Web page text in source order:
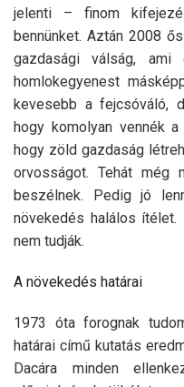
jelenti – finom
bennünket. Aztán 2008
gazdasági válság,
homlokegyenest
kevesebb a fejcsóváló,
hogy komolyan vennék
hogy zöld gazdaság
orvosságot. Tehát még
beszélnek. Pedig jó
növekedés halálos ítélet.
nem tudják.
A növekedés határai
1973 óta forognak
határai című kutatás
Dacára minden